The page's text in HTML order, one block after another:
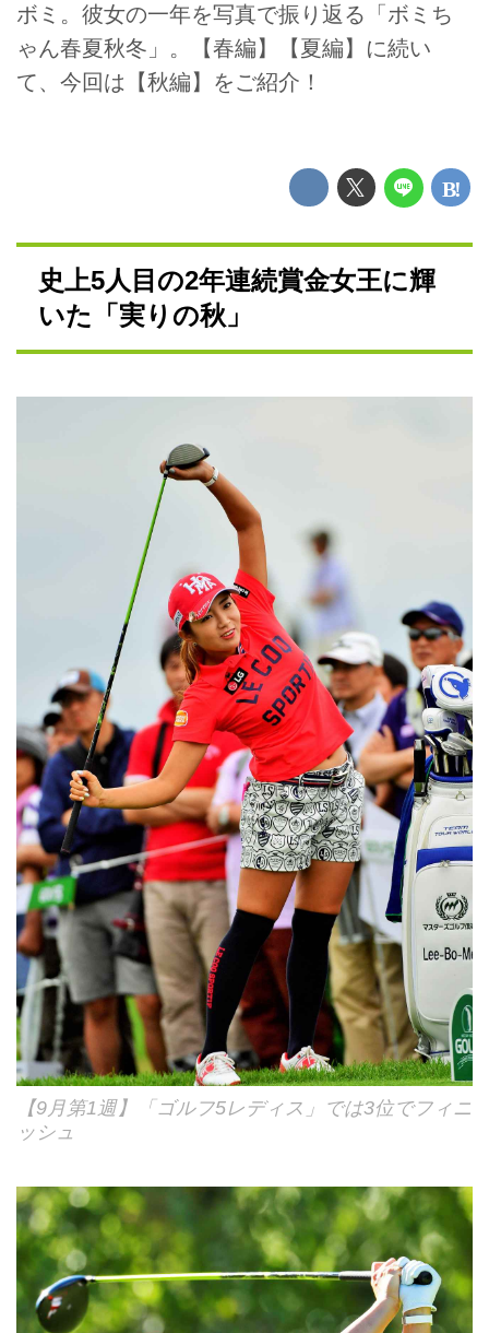
ボミ。彼女の一年を写真で振り返る「ボミち
ゃん春夏秋冬」。【春編】【夏編】に続い
て、今回は【秋編】をご紹介！
史上5人目の2年連続賞金女王に輝
いた「実りの秋」
【9月第1週】「ゴルフ5レディス」では3位でフィニ
ッシュ